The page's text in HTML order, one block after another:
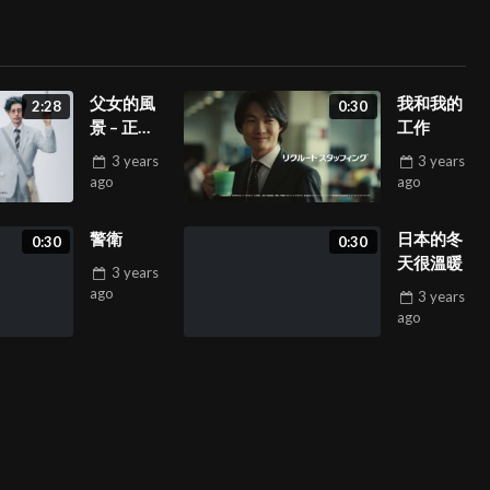
2:28
父女的風
景 – 正片
&花絮3 years
ago
0:30
我和我的
工作
3 years
ago
0:30 警衛
3 years
ago
0:30
日本的冬
天很溫暖
3 years
ago